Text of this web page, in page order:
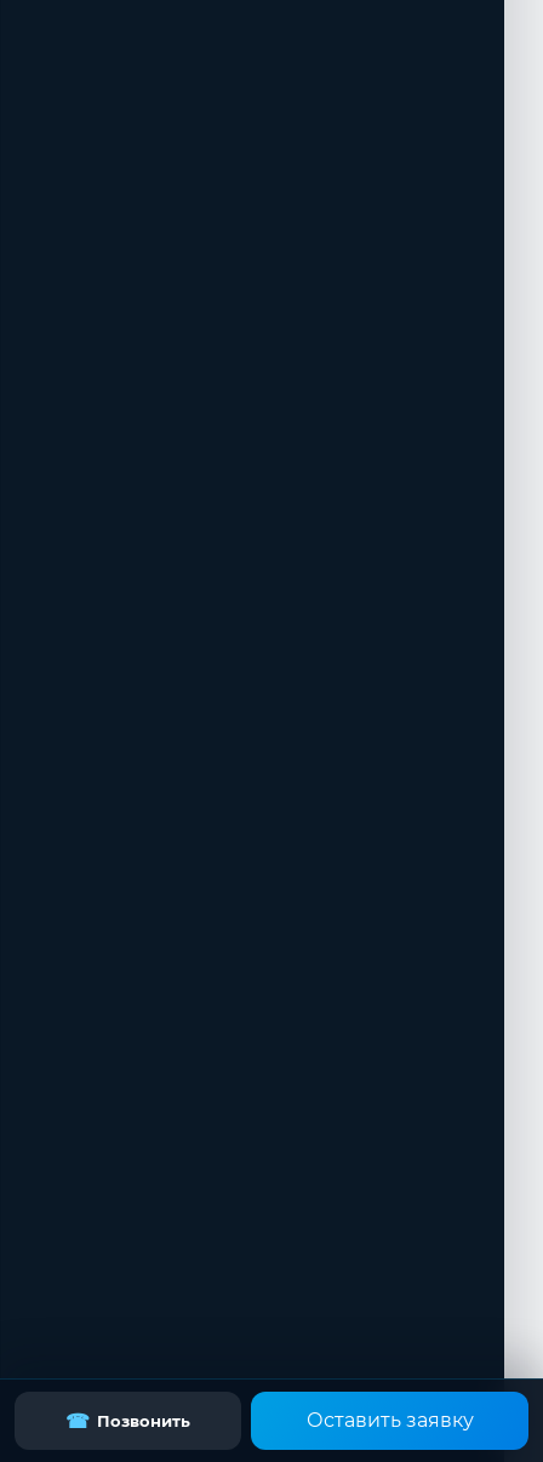
☎ Позвонить Оставить заявку